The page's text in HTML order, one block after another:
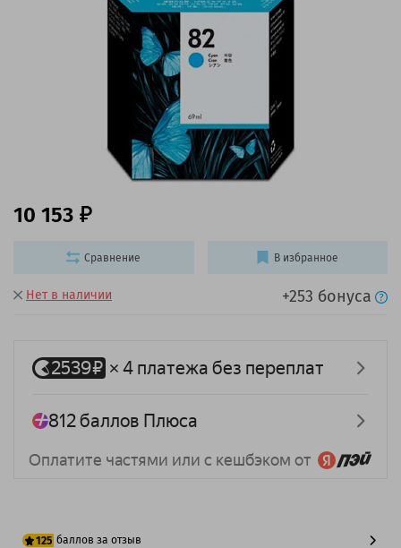
Нет в наличии +253 бонуса
10 153
125 баллов за отзыв
Сравнение В избранное